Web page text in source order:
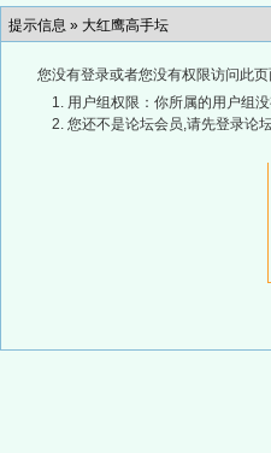
提示信息 » 大红鹰高手坛
您没有登录或者您没有权限访问此
用户组权限：你所属的用户组
您还不是论坛会员,请先登录论